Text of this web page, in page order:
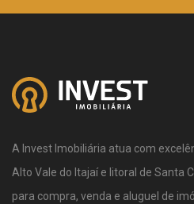
A Invest Imobiliária atua com
Alto Vale do Itajaí e litoral de Santa
para compra, venda e aluguel de